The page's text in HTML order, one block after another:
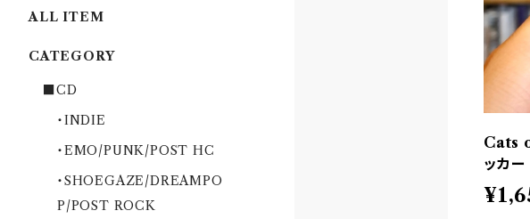
Cats
ッカー
ALL ITEM
CATEGORY
■CD
・INDIE
・EMO/PUNK/POST HC
・SHOEGAZE/DREAMPO
P/POST ROCK